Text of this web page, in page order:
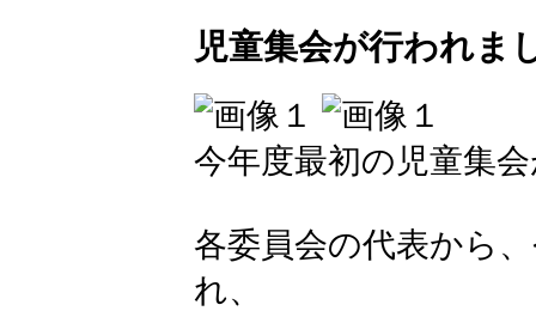
児童集会が行われま
今年度最初の児童集
各委員会の代表から
れ、